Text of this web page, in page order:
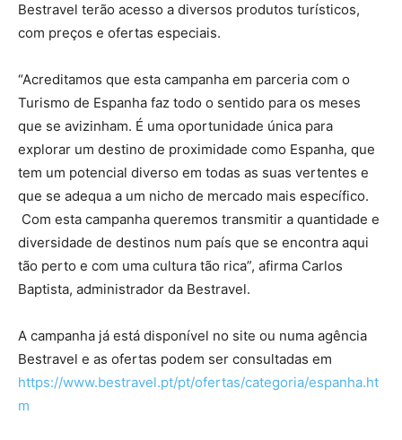
Bestravel terão acesso a diversos produtos turísticos,
com preços e ofertas especiais.
“Acreditamos que esta campanha em parceria com o
Turismo de Espanha faz todo o sentido para os meses
que se avizinham. É uma oportunidade única para
explorar um destino de proximidade como Espanha, que
tem um potencial diverso em todas as suas vertentes e
que se adequa a um nicho de mercado mais específico.
Com esta campanha queremos transmitir a quantidade e
diversidade de destinos num país que se encontra aqui
tão perto e com uma cultura tão rica”, afirma Carlos
Baptista, administrador da Bestravel.
A campanha já está disponível no site ou numa agência
Bestravel e as ofertas podem ser consultadas em
https://www.bestravel.pt/pt/ofertas/categoria/espanha.ht
m